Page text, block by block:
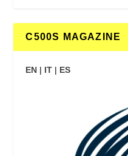
C500S MAGAZINE
EN | IT | ES